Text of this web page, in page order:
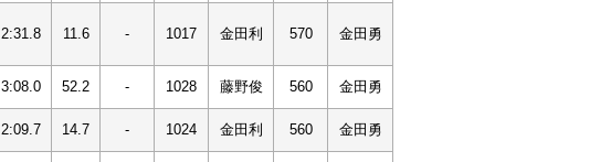
2:31.8 11.6 - 1017 金田利 570 金田勇
3:08.0 52.2 - 1028 藤野俊 560 金田勇
2:09.7 14.7 - 1024 金田利 560 金田勇